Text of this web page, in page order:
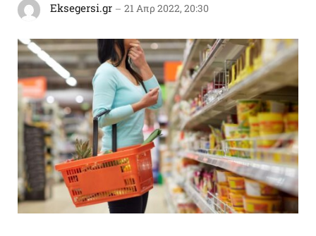
Eksegersi.gr 21 Απρ 2022, 20:30